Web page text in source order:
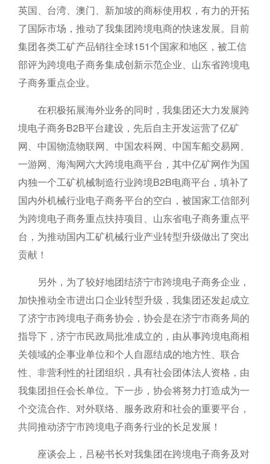
英国、台湾、澳门、新加坡的商标使用权，有力的开拓
了国际市场，推动了我集团跨境电商的快速发展。目前
集团各类工矿产品销往全球151个国家和地区，被工信
部评为跨境电子商务集成创新示范企业、山东省跨境电
子商务重点企业。
在积极拓展海外业务的同时，我集团还大力发展跨
境电子商务B2B平台建设，先后自主开发运营了亿矿
网、中国物流物联网、中国农科网、中国车船交易网、
一游网、海淘网六大跨境电商平台，其中亿矿网作为国
内独一个工矿机械制造行业跨境B2B电商平台，填补了
国内外机械行业电子商务平台的空白，被国家工信部列
为跨境电子商务重点扶持项目、山东省电子商务重点平
台，为推动国内工矿机械行业产业转型升级做出了突出
贡献！
另外，为了较好地团结济宁市跨境电子商务企业，
加快推动全市进出口企业转型升级，我集团还发起成立
了济宁市跨境电子商务协会，协会是在济宁市商务局的
指导下，济宁市民政局批准成立的，由从事跨境电商相
关领域的企事业单位和个人自愿结成的地方性、联合
性、非营利性的社团组织，具有社会团体法人资格，由
我集团担任会长单位。下一步，协会将努力打造成为一
个交流合作、对外联络、服务政府和社会的重要平台，
共同推动济宁市跨境电子商务行业的长足发展！
座谈会上，吕秘书长对我集团在跨境电子商务及对